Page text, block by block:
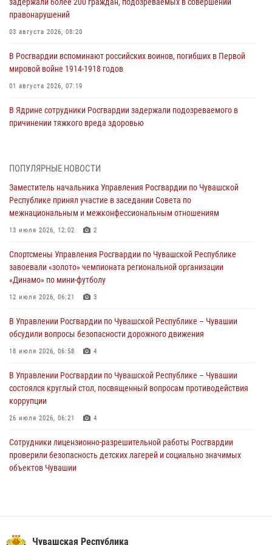
задержали более 200 граждан, подозреваемых в совершении
правонарушений
03 августа 2026, 08:20
В Росгвардии вспоминают российских воинов, погибших в Первой
мировой войне 1914-1918 годов
01 августа 2026, 07:19
В Ядрине сотрудники Росгвардии задержали подозреваемого в
причинении тяжкого вреда здоровью
1 августа – День дежурной службы войск национальной гвардии
Директор Росгвардии Герой России генерал армии Виктор Золотов
поздравил специалистов подразделений тыла с профессиональным
01 августа 2026, 00:01
В Чебоксарах при участии спецназа Росгвардии изъята крупная
партия немаркированной никотиносодержащей продукции (видео)
Сотрудник вневедомственной охраны Росгвардии рассказал
корреспонденту Издательского дома «Хыпар» о службе в ВДВ
ПОПУЛЯРНЫЕ НОВОСТИ
Заместитель начальника Управления Росгвардии по Чувашской
Республике принял участие в заседании Совета по
межнациональным и межконфессиональным отношениям
13 июля 2026, 12:02 2
Спортсмены Управления Росгвардии по Чувашской Республике
завоевали «золото» чемпионата региональной организации
«Динамо» по мини-футболу
12 июля 2026, 06:21 3
В Управлении Росгвардии по Чувашской Республике – Чувашии
обсудили вопросы безопасности дорожного движения
18 июля 2026, 06:58 4
В Управлении Росгвардии по Чувашской Республике – Чувашии
состоялся круглый стол, посвященный вопросам противодействия
коррупции
26 июля 2026, 06:21 4
Сотрудники лицензионно-разрешительной работы Росгвардии
проверили безопасность детских лагерей и социально значимых
объектов Чувашии
Чебоксарах
Чувашская Республика